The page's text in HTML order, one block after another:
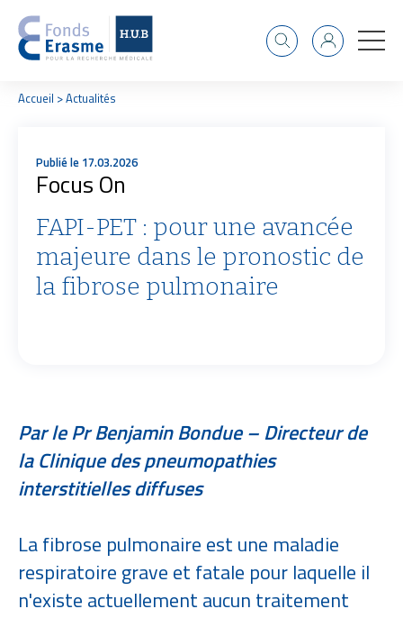
RechercheIdentifiant
F
Accueil Actualités
Publié le 17.03.2026
FAPI-PET : pour une avancée
majeure dans le pronostic de
la fibrose pulmonaire
Focus On
Par le Pr Benjamin Bondue – Directeur de
la Clinique des pneumopathies
interstitielles diffuses
​La fibrose pulmonaire est une maladie
respiratoire grave et fatale pour laquelle il
n'existe actuellement aucun traitement